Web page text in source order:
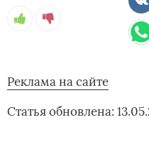
Реклама на сайте
Статья обновлена: